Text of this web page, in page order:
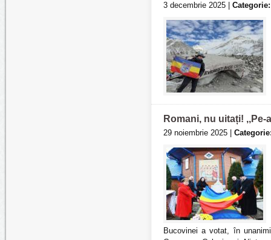
3 decembrie 2025 | Categorie:
Romani, nu uitați!
29 noiembrie 2025 |
Bucovinei a votat, în